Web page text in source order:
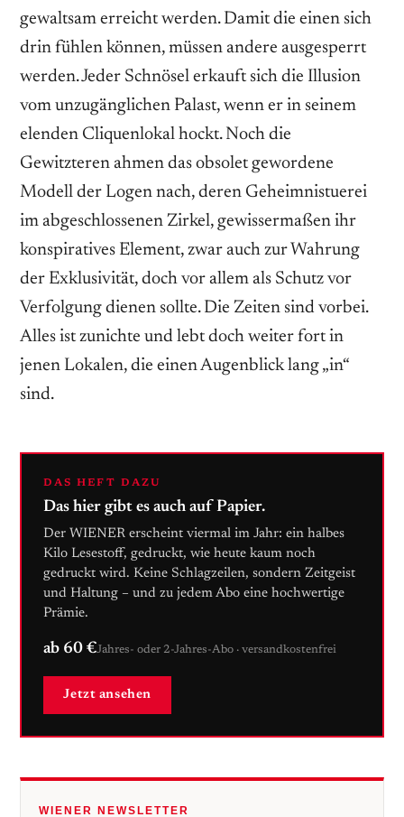
gewaltsam erreicht werden. Damit die einen sich
drin fühlen können, müssen andere ausgesperrt
werden. Jeder Schnösel erkauft sich die Illusion
vom unzugänglichen Palast, wenn er in seinem
elenden Cliquenlokal hockt. Noch die
Gewitzteren ahmen das obsolet gewordene
Modell der Logen nach, deren Geheimnistuerei
im abgeschlossenen Zirkel, gewissermaßen ihr
konspiratives Element, zwar auch zur Wahrung
der Exklusivität, doch vor allem als Schutz vor
Verfolgung dienen sollte. Die Zeiten sind vorbei.
Alles ist zunichte und lebt doch weiter fort in
jenen Lokalen, die einen Augenblick lang „in“
sind.
DAS HEFT DAZU
Das hier gibt es auch auf Papier.
Der WIENER erscheint viermal im Jahr: ein halbes
Kilo Lesestoff, gedruckt, wie heute kaum noch
gedruckt wird. Keine Schlagzeilen, sondern Zeitgeist
und Haltung – und zu jedem Abo eine hochwertige
Prämie.
ab 60 €Jahres- oder 2-Jahres-Abo · versandkostenfrei
Jetzt ansehen
WIENER NEWSLETTER